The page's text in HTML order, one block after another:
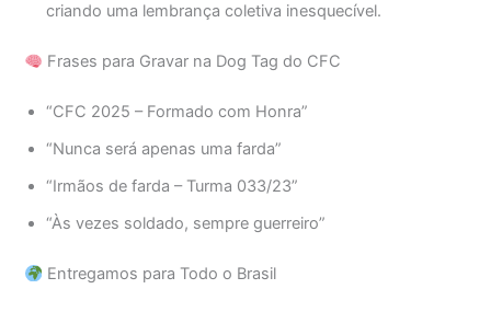
criando uma lembrança coletiva inesquecível.
Frases para Gravar na Dog Tag do CFC
“CFC 2025 – Formado com Honra”
“Nunca será apenas uma farda”
“Irmãos de farda – Turma 033/23”
“Às vezes soldado, sempre guerreiro”
Entregamos para Todo o Brasil